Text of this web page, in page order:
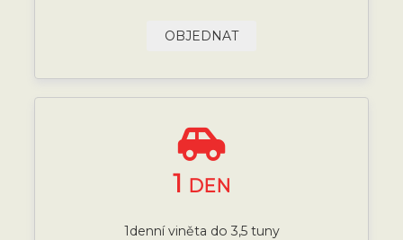
OBJEDNAT
1 DEN
1denní viněta do 3,5 tuny